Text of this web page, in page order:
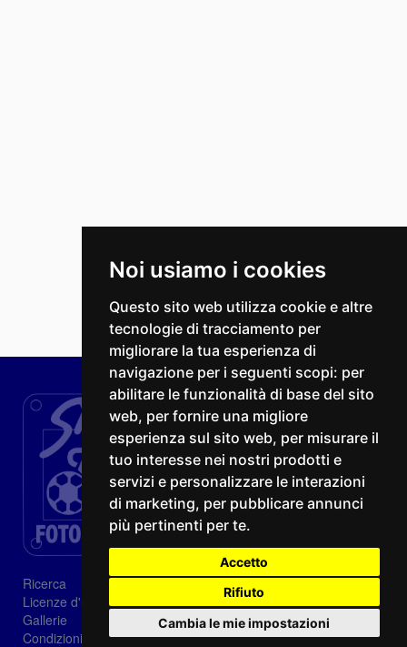
Noi usiamo i cookies
Questo sito web utilizza cookie e altre
tecnologie di tracciamento per
migliorare la tua esperienza di
navigazione per i seguenti scopi: per
abilitare le funzionalità di base del sito
web, per fornire una migliore
esperienza sul sito web, per misurare il
tuo interesse nei nostri prodotti e
servizi e personalizzare le interazioni
di marketing, per pubblicare annunci
più pertinenti per te.
Accetto
Rifiuto
Cambia le mie impostazioni
Ricerca
Licenze d'utilizzo
Gallerie
Condizioni di vendita